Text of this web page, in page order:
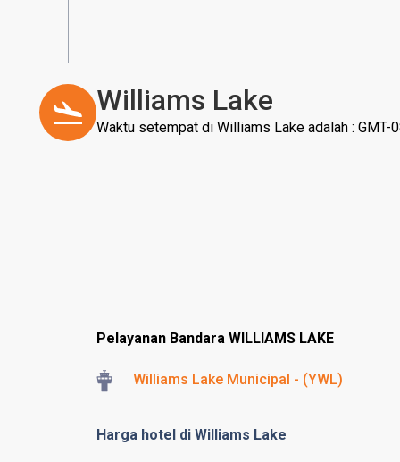
Williams Lake
Waktu setempat di Williams Lake adalah : GMT-
Pelayanan Bandara WILLIAMS LAKE
Williams Lake Municipal - (YWL)
Harga hotel di Williams Lake